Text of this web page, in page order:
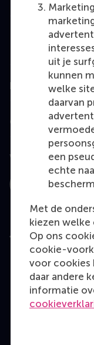
uit je
kunnen
welke
daarvan
een
echte
Met de
kiezen
Op ons
cookie-
voor cookies
daar andere
informatie
Executive
Programme finder
Information for
Contact
Volg ons
InstagramLinkedIn
User Terms